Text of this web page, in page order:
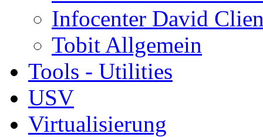
Infocenter David
Tobit Allgemein
Tools - Utilities
USV
Virtualisierung